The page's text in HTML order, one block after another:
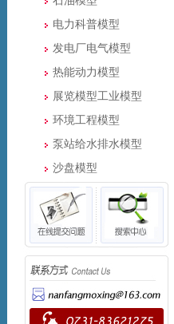
电力科普模型
发电厂电气模型
热能动力模型
展览模型工业模型
环境工程模型
泵站给水排水模型
沙盘模型